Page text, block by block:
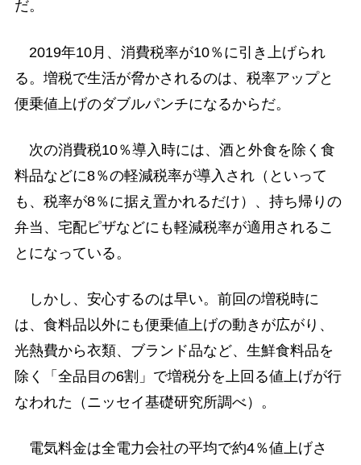
だ。
2019年10月、消費税率が10％に引き上げられ
る。増税で生活が脅かされるのは、税率アップと
便乗値上げのダブルパンチになるからだ。
次の消費税10％導入時には、酒と外食を除く食
料品などに8％の軽減税率が導入され（といって
も、税率が8％に据え置かれるだけ）、持ち帰りの
弁当、宅配ピザなどにも軽減税率が適用されるこ
とになっている。
しかし、安心するのは早い。前回の増税時に
は、食料品以外にも便乗値上げの動きが広がり、
光熱費から衣類、ブランド品など、生鮮食料品を
除く「全品目の6割」で増税分を上回る値上げが行
なわれた（ニッセイ基礎研究所調べ）。
電気料金は全電力会社の平均で約4％値上げさ